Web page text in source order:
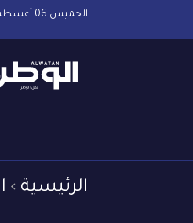
الخميس 06 أغسطس 2026
الرئيسية